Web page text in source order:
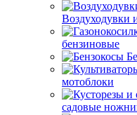
Воздуходувки
бензиновые
мотоблоки
садовые